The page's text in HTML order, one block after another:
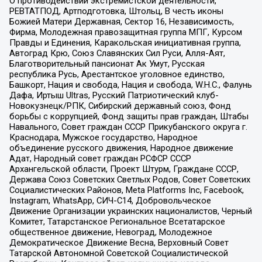
РЕВТАТПОД, Артподготовка, Штольц, В честь иконы
Божией Матери Державная, Сектор 16, Независимость,
Фирма, Молодежная правозащитная группа МПГ, Курсом
Правды и Единения, Каракольская инициативная группа,
Автоград Крю, Союз Славянских Сил Руси, Алля-Аят,
Благотворительный пансионат Ак Умут, Русская
республика Русь, Арестантское уголовное единство,
Башкорт, Нация и свобода, Нация и свобода, W.H.С., Фалунь
Дафа, Иртыш Ultras, Русский Патриотический клуб-
Новокузнецк/РПК, Сибирский державный союз, Фонд
борьбы с коррупцией, Фонд защиты прав граждан, Штабы
Навального, Совет граждан СССР Прикубанского округа г.
Краснодара, Мужское государство, Народное
объединение русского движения, Народное движение
Адат, Народный совет граждан РСФСР СССР
Архангельской области, Проект Штурм, Граждане СССР,
Держава Союз Советских Светлых Родов, Совет Советских
Социалистических Районов, Meta Platforms Inc, Facebook,
Instagram, WhatsApp, СИЧ-С14, Добровольческое
Движение Организации украинских националистов, Черный
Комитет, Татарстанское Региональное Всетатарское
общественное движение, Невоград, Молодежное
Демократическое Движение Весна, Верховный Совет
Татарской Автономной Советской Социалистической